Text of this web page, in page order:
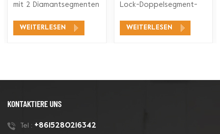
Schleifschuh
mit 2 Diamantsegmenten
breites
WEITERLESEN
Betonboden
Lock-Doppelsegment-
mit den Husqvarna Redi
WEITERLESEN
KONTAKTIERE UNS
Tel : +8615280216342